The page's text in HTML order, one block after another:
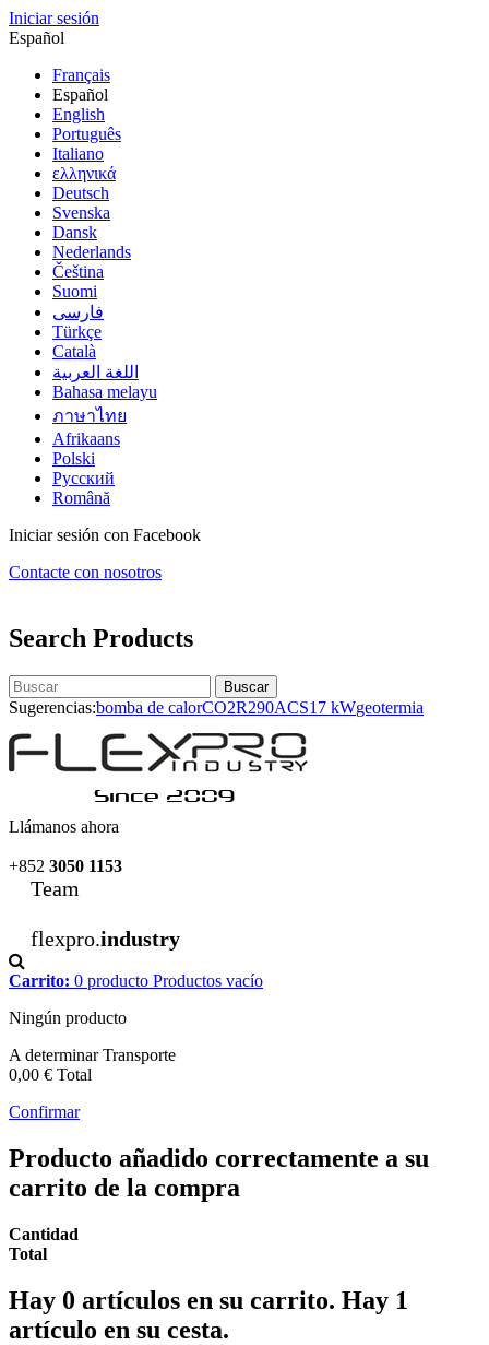
Iniciar sesión
Español
Français
Español
English
Português
Italiano
ελληνικά
Deutsch
Svenska
Dansk
Nederlands
Čeština
Suomi
فارسى
Türkçe
Català
اللغة العربية
Bahasa melayu
ภาษาไทย
Afrikaans
Polski
Русский
Română
Iniciar sesión con Facebook
Contacte con nosotros
Search Products
Buscar
Sugerencias:bomba de calorCO2R290ACS17 kWgeotermia
Llámanos ahora
+852 3050 1153
Team
flexpro.industry
Carrito: 0 producto Productos vacío
Ningún producto
A determinarTransporte
0,00 € Total
Confirmar
Producto añadido correctamente a su
carrito de la compra
Cantidad
Total
Hay 0 artículos en su carrito. Hay 1
artículo en su cesta.